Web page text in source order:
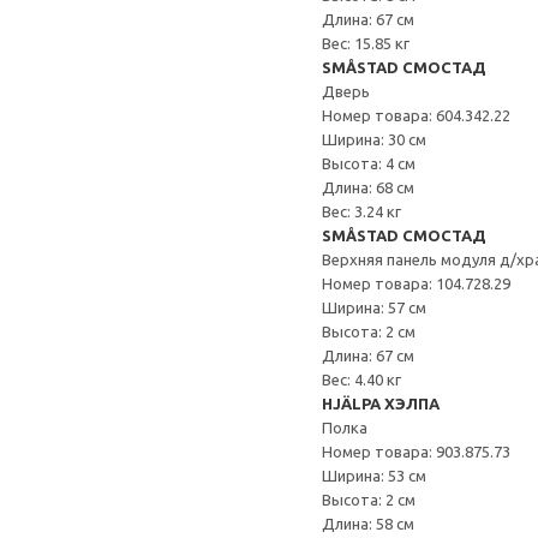
Длина: 67 см
Вес: 15.85 кг
SMÅSTAD СМОСТАД
Дверь
Номер товара: 604.342.22
Ширина: 30 см
Высота: 4 см
Длина: 68 см
Вес: 3.24 кг
SMÅSTAD СМОСТАД
Верхняя панель модуля д/
Номер товара: 104.728.29
Ширина: 57 см
Высота: 2 см
Длина: 67 см
Вес: 4.40 кг
HJÄLPA ХЭЛПА
Полка
Номер товара: 903.875.73
Ширина: 53 см
Высота: 2 см
Длина: 58 см